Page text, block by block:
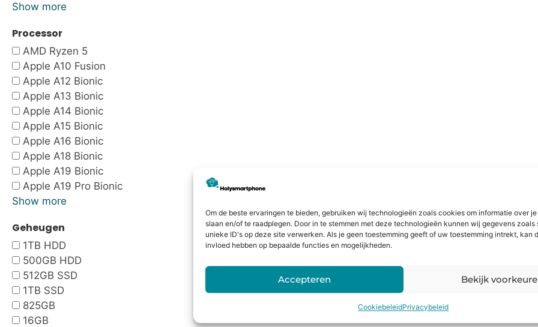
Om de beste ervaringen te bieden, gebruiken wij technologieën zoals cookies om informatie over
slaan en/of te raadplegen. Door in te stemmen met deze technologieën kunnen wij gegevens zoals
unieke ID's op deze site verwerken. Als je geen toestemming geeft of uw toestemming intrekt, kan
invloed hebben op bepaalde functies en mogelijkheden.
Accepteren Bekijk
CookiebeleidPrivacybeleid
Show more
Processor
AMD Ryzen 5
Apple A10 Fusion
Apple A12 Bionic
Apple A13 Bionic
Apple A14 Bionic
Apple A15 Bionic
Apple A16 Bionic
Apple A18 Bionic
Apple A19 Bionic
Apple A19 Pro Bionic
Show more
Geheugen
1TB HDD
500GB HDD
512GB SSD
1TB SSD
825GB
16GB